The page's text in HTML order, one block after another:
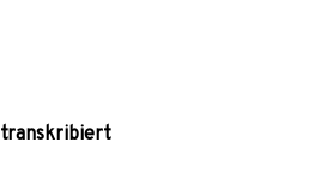
transkribiert